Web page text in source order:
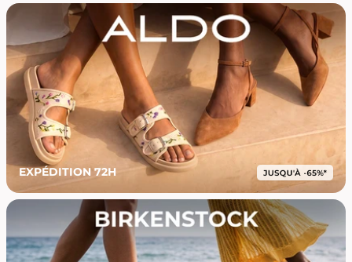
EXPÉDITION 72H